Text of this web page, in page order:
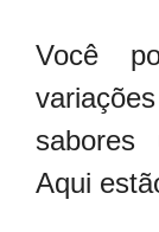
Você
sabores
Aqui